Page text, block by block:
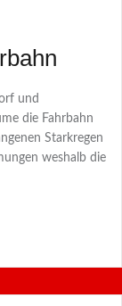
und
die Fahrbahn
Starkregen
weshalb die